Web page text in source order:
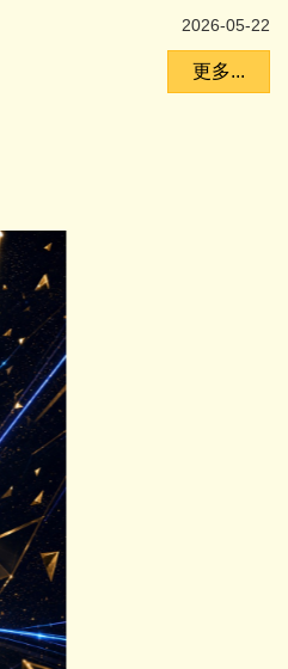
2026-05-22
更多...